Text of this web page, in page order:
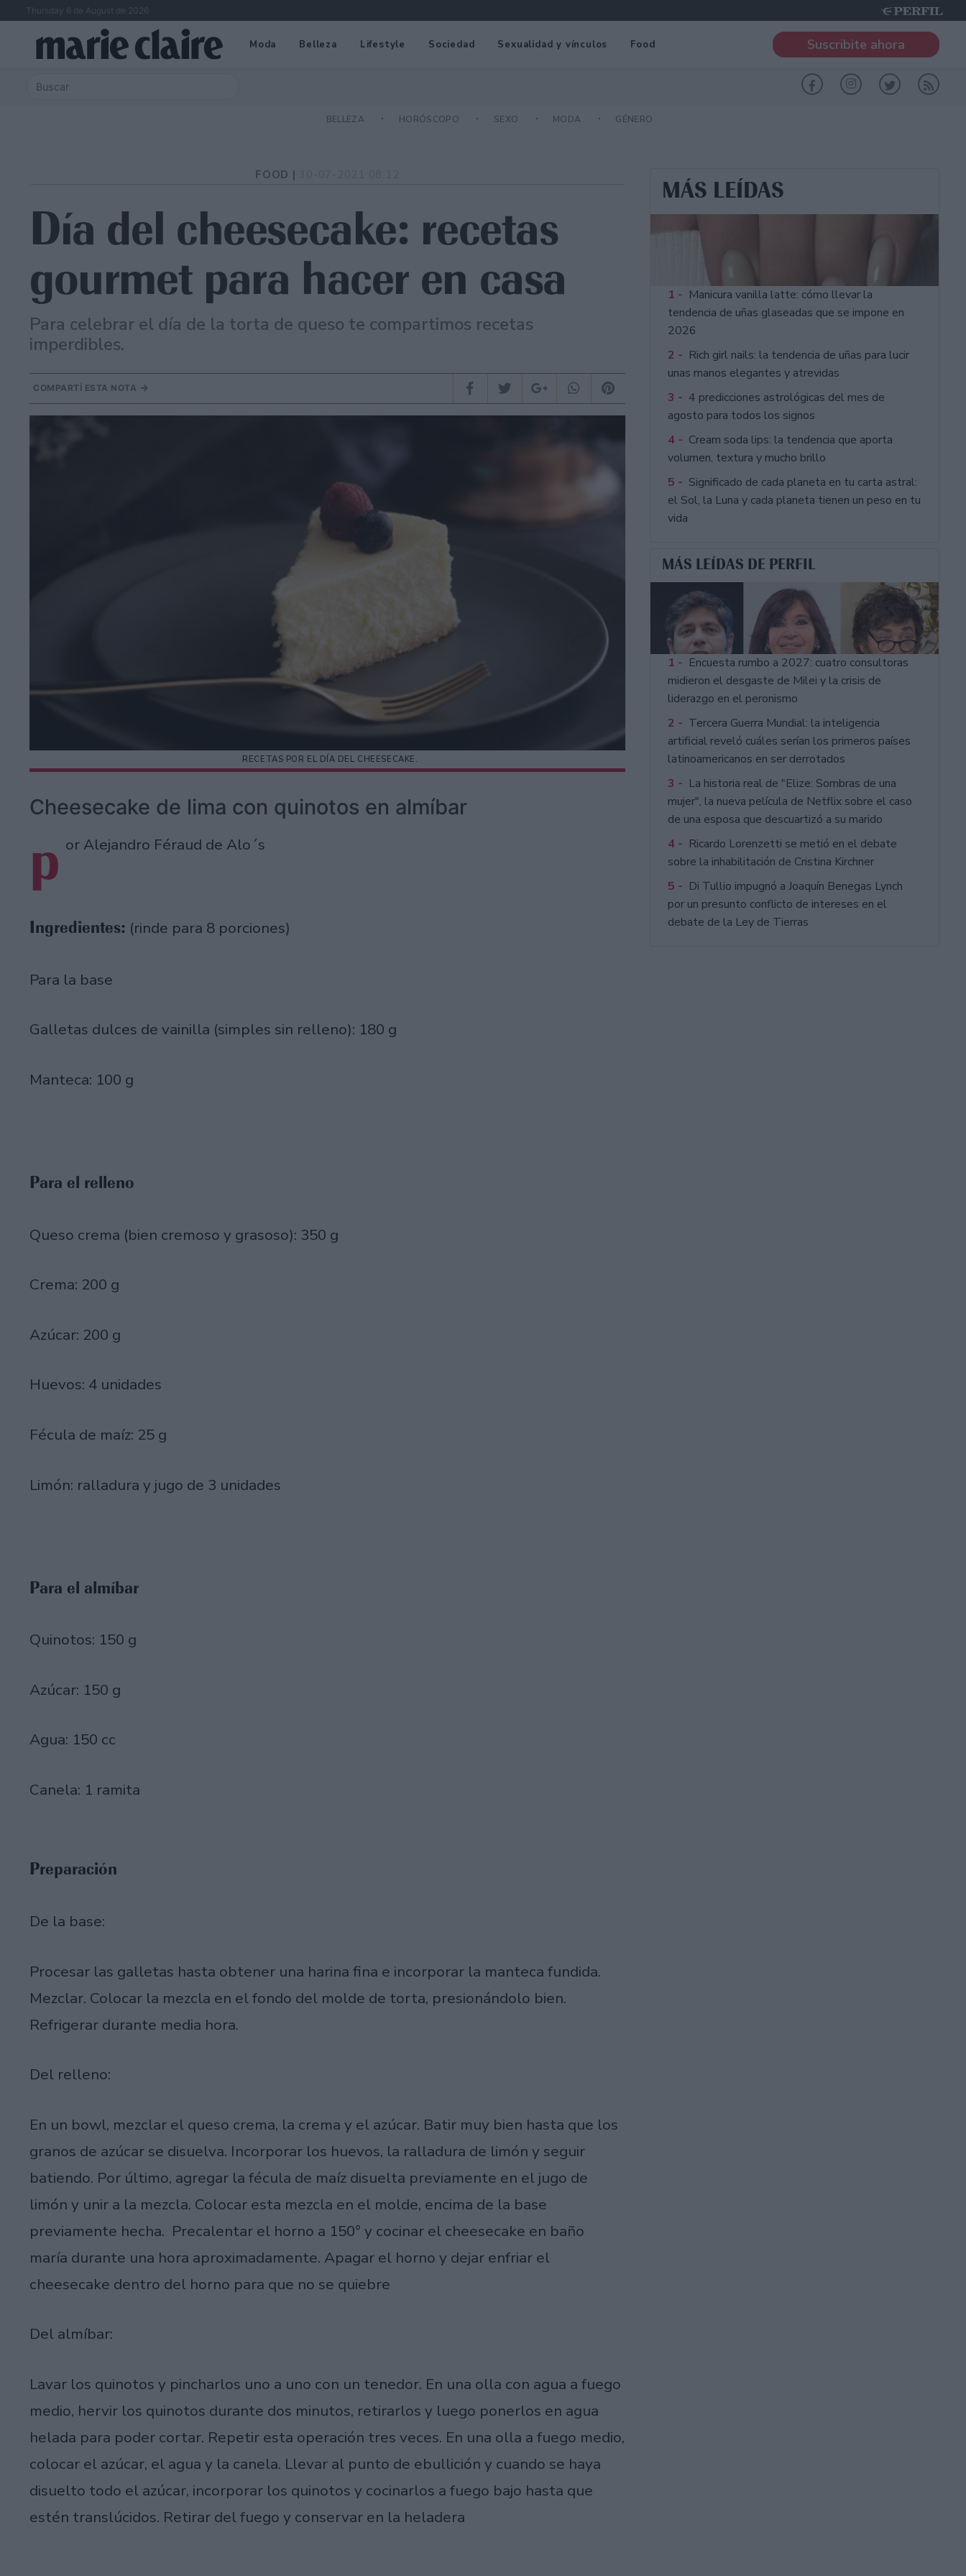
Thursday 6 de August de 2026
Moda Belleza Lifestyle Sociedad Sexualidad y vínculos Food Suscribite ahora
BELLEZA HORÓSCOPO SEXO MODA GÉNERO
FOOD |
Día del cheesecake: recetas
gourmet para hacer en casa
Para celebrar el día de la torta de queso te compartimos recetas
imperdibles.
COMPARTÍ ESTA NOTA
RECETAS POR EL DÍA DEL CHEESECAKE.
Cheesecake de lima con quinotos en almíbar
p or Alejandro Féraud de Alo´s
Ingredientes: (rinde para 8 porciones)
Para la base
Galletas dulces de vainilla (simples sin relleno): 180 g
Manteca: 100 g
Para el relleno
Queso crema (bien cremoso y grasoso): 350 g
Crema: 200 g
Azúcar: 200 g
Huevos: 4 unidades
Fécula de maíz: 25 g
Limón: ralladura y jugo de 3 unidades
Para el almíbar
Quinotos: 150 g
Azúcar: 150 g
Agua: 150 cc
Canela: 1 ramita
Preparación
De la base:
Procesar las galletas hasta obtener una harina fina e incorporar la manteca fundida.
Mezclar. Colocar la mezcla en el fondo del molde de torta, presionándolo bien.
Refrigerar durante media hora.
Del relleno:
En un bowl, mezclar el queso crema, la crema y el azúcar. Batir muy bien hasta que los
granos de azúcar se disuelva. Incorporar los huevos, la ralladura de limón y seguir
batiendo. Por último, agregar la fécula de maíz disuelta previamente en el jugo de
limón y unir a la mezcla. Colocar esta mezcla en el molde, encima de la base
previamente hecha. Precalentar el horno a 150° y cocinar el cheesecake en baño
maría durante una hora aproximadamente. Apagar el horno y dejar enfriar el
cheesecake dentro del horno para que no se quiebre
Del almíbar:
Lavar los quinotos y pincharlos uno a uno con un tenedor. En una olla con agua a fuego
medio, hervir los quinotos durante dos minutos, retirarlos y luego ponerlos en agua
helada para poder cortar. Repetir esta operación tres veces. En una olla a fuego medio,
colocar el azúcar, el agua y la canela. Llevar al punto de ebullición y cuando se haya
disuelto todo el azúcar, incorporar los quinotos y cocinarlos a fuego bajo hasta que
estén translúcidos. Retirar del fuego y conservar en la heladera
MÁS LEÍDAS
1 - Manicura vanilla latte: cómo llevar la
tendencia de uñas glaseadas que se impone en
2026
2 - Rich girl nails: la tendencia de uñas para lucir
unas manos elegantes y atrevidas
3 - 4 predicciones astrológicas del mes de
agosto para todos los signos
4 - Cream soda lips: la tendencia que aporta
volumen, textura y mucho brillo
5 - Significado de cada planeta en tu carta astral:
el Sol, la Luna y cada planeta tienen un peso en tu
vida
MÁS LEÍDAS DE PERFIL
1 - Encuesta rumbo a 2027: cuatro consultoras
midieron el desgaste de Milei y la crisis de
liderazgo en el peronismo
2 - Tercera Guerra Mundial: la inteligencia
artificial reveló cuáles serían los primeros países
latinoamericanos en ser derrotados
3 - La historia real de "Elize: Sombras de una
mujer", la nueva película de Netflix sobre el caso
de una esposa que descuartizó a su marido
4 - Ricardo Lorenzetti se metió en el debate
sobre la inhabilitación de Cristina Kirchner
5 - Di Tullio impugnó a Joaquín Benegas Lynch
por un presunto conflicto de intereses en el
debate de la Ley de Tierras